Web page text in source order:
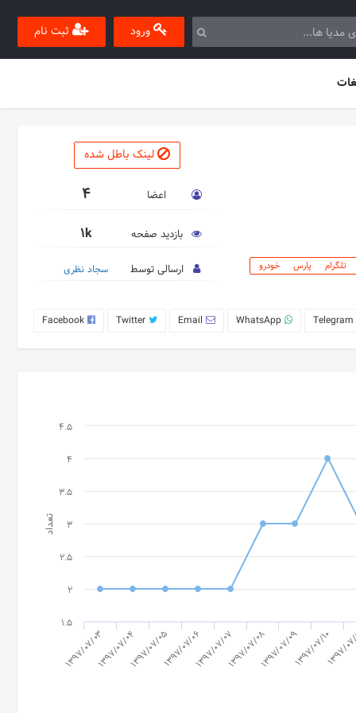
ورود ثبت نام
تلگرام پارس خودرو
لینک باطل شده
اعضا 4
بازدید صفحه 1k
ارسالی توسط سجاد نظری
Telegram
WhatsApp
Email
Twitter
Facebook
تعداد
1397/07/031397/07/041397/07/051397/07/061397/07/071397/07/081397/07/091397/07/101397/
1.5
2
2.5
3
3.5
4
4.5